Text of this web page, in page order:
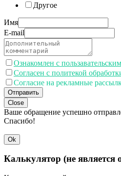
Другое
Имя
E-mail
Ознакомлен с
Согласен с политекой
Согласие на рекламные
Отправить
Close
Ваше обращение успешно
Спасибо!
Ok
Калькулятор (не